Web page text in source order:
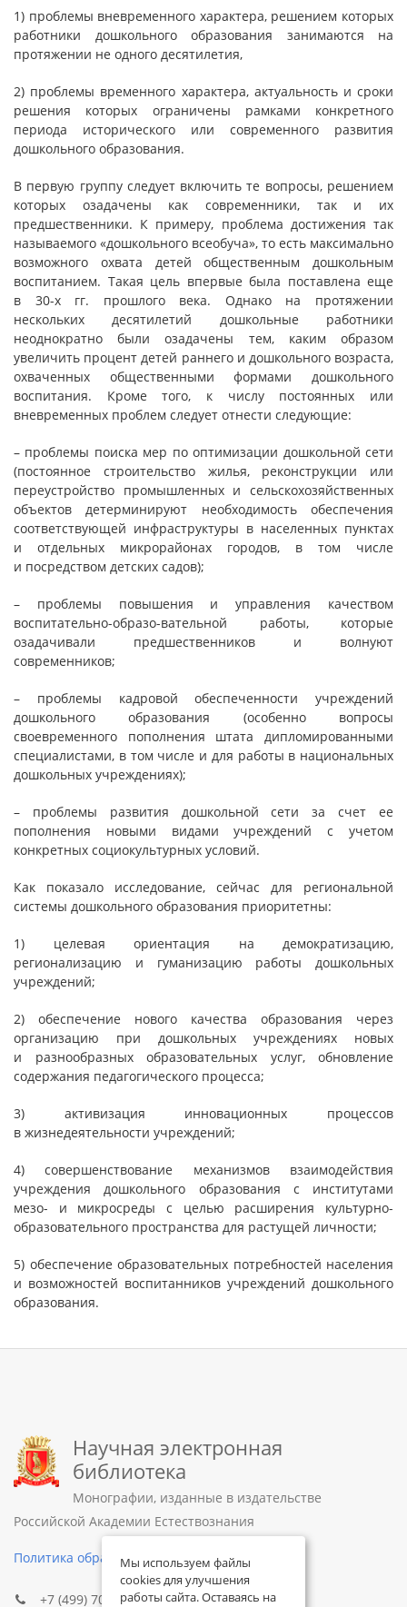
1) проблемы вневременного характера, решением которых
работники дошкольного образования занимаются на
протяжении не одного десятилетия,
2) проблемы временного характера, актуальность и сроки
решения которых ограничены рамками конкретного
периода исторического или современного развития
дошкольного образования.
В первую группу следует включить те вопросы, решением
которых озадачены как современники, так и их
предшественники. К примеру, проблема достижения так
называемого «дошкольного всеобуча», то есть максимально
возможного охвата детей общественным дошкольным
воспитанием. Такая цель впервые была поставлена еще
в 30-х гг. прошлого века. Однако на протяжении
нескольких десятилетий дошкольные работники
неоднократно были озадачены тем, каким образом
увеличить процент детей раннего и дошкольного возраста,
охваченных общественными формами дошкольного
воспитания. Кроме того, к числу постоянных или
вневременных проблем следует отнести следующие:
– проблемы поиска мер по оптимизации дошкольной сети
(постоянное строительство жилья, реконструкции или
переустройство промышленных и сельскохозяйственных
объектов детерминируют необходимость обеспечения
соответствующей инфраструктуры в населенных пунктах
и отдельных микрорайонах городов, в том числе
и посредством детских садов);
– проблемы повышения и управления качеством
воспитательно-образо-вательной работы, которые
озадачивали предшественников и волнуют
современников;
– проблемы кадровой обеспеченности учреждений
дошкольного образования (особенно вопросы
своевременного пополнения штата дипломированными
специалистами, в том числе и для работы в национальных
дошкольных учреждениях);
– проблемы развития дошкольной сети за счет ее
пополнения новыми видами учреждений с учетом
конкретных социокультурных условий.
Как показало исследование, сейчас для региональной
системы дошкольного образования приоритетны:
1) целевая ориентация на демократизацию,
регионализацию и гуманизацию работы дошкольных
учреждений;
2) обеспечение нового качества образования через
организацию при дошкольных учреждениях новых
и разнообразных образовательных услуг, обновление
содержания педагогического процесса;
3) активизация инновационных процессов
в жизнедеятельности учреждений;
4) совершенствование механизмов взаимодействия
учреждения дошкольного образования с институтами
мезо- и микросреды с целью расширения культурно-
образовательного пространства для растущей личности;
5) обеспечение образовательных потребностей населения
и возможностей воспитанников учреждений дошкольного
образования.
Научная электронная
библиотека
Монографии, изданные в издательстве
Российской Академии Естествознания
Политика обработки персональных данных
+7 (499) 705-72-30
Мы используем файлы
cookies для улучшения
работы сайта. Оставаясь на